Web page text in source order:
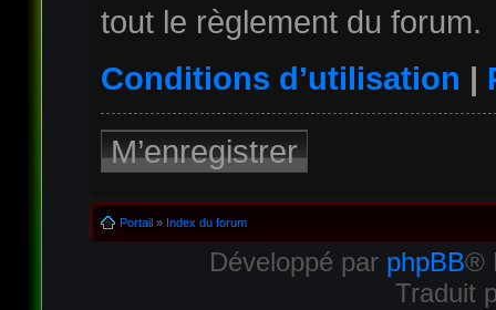
tout le règlement du forum.
Conditions d’utilisation |
M’enregistrer
Portail» Index du forum
Développé par phpBB®
Traduit